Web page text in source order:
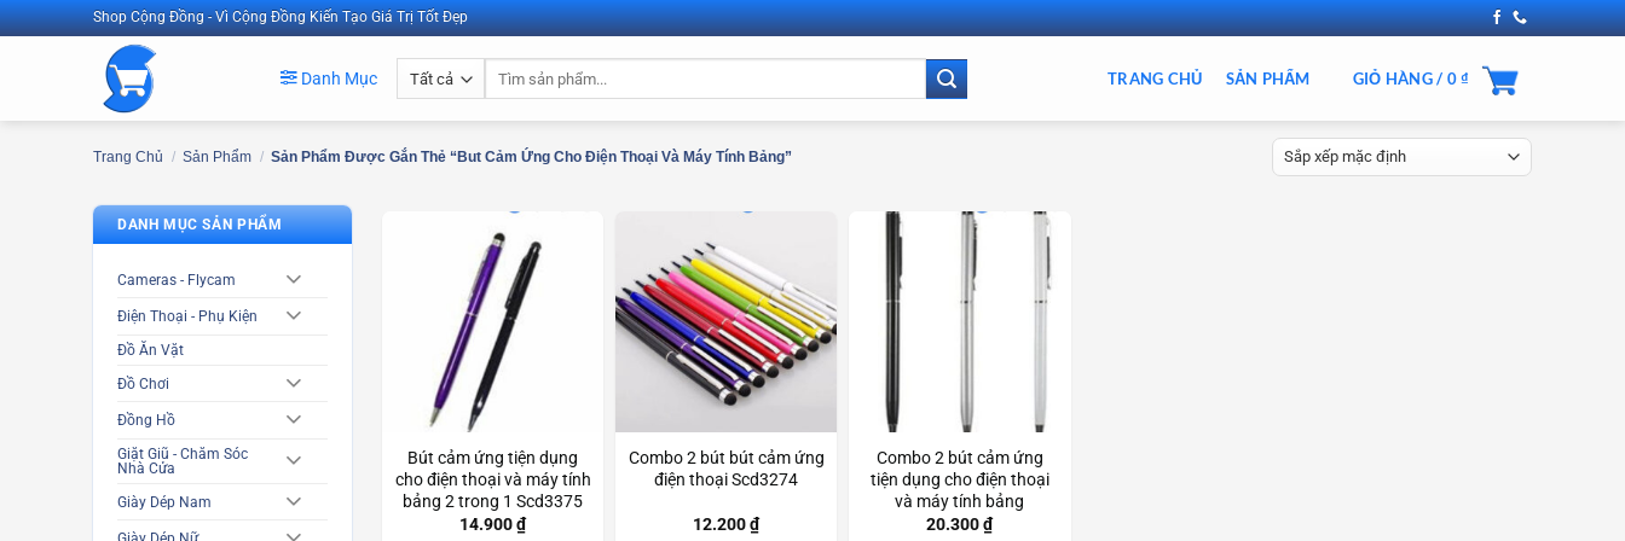
Bỏ
qua
Shop Cộng Đồng - Vì Cộng Đồng Kiến Tạo Giá Trị Tốt Đẹp
Danh Mục TRANG CHỦ SẢN PHẨM GIỎ HÀNG / 0₫
Trang Chủ / Sản Phẩm / Sản Phẩm Được Gắn Thẻ “but Cảm Ứng Cho Điện Thoại Và Máy Tính Bảng”
DANH MỤC SẢN PHẨM
Cameras - Flycam
Điện Thoại - Phụ Kiện
Đồ Ăn Vặt
Đồ Chơi
Đồng Hồ
Giặt Giũ - Chăm Sóc
Nhà Cửa
Giày Dép Nam
Bút cảm ứng tiện dụng
cho điện thoại và máy tính
bảng 2 trong 1 Scd3375
14.900₫
Combo 2 bút bút cảm ứng
điện thoại Scd3274
12.200₫
Combo 2 bút cảm ứng
tiện dụng cho điện thoại
và máy tính bảng
Scd3128
20.300₫